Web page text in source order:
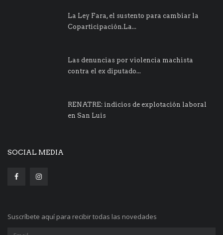
La Ley Fara, el sustento para cambiar la
Coparticipación.La...
Las denuncias por violencia machista
contra el ex diputado...
RENATRE: indicios de explotación laboral
en San Luis
SOCIAL MEDIA
Suscríbete aquí para recibir todas las novedades